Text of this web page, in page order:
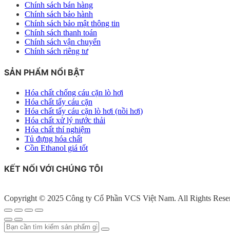
Chính sách bán hàng
Chính sách bảo hành
Chính sách bảo mật thông tin
Chính sách thanh toán
Chính sách vận chuyển
Chính sách riêng tư
SẢN PHẨM NỔI BẬT
Hóa chất chống cáu cặn lò hơi
Hóa chất tẩy cáu cặn
Hóa chất tẩy cáu cặn lò hơi (nồi hơi)
Hóa chất xử lý nước thải
Hóa chất thí nghiệm
Tủ đựng hóa chất
Cồn Ethanol giá tốt
KẾT NỐI VỚI CHÚNG TÔI
Copyright © 2025 Công ty Cổ Phần VCS Việt Nam. All Rights